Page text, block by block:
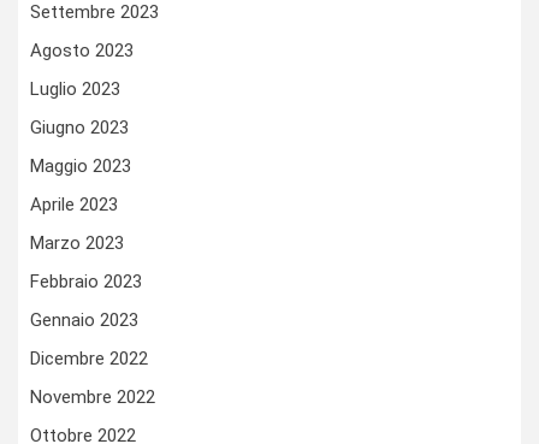
Settembre 2023
Agosto 2023
Luglio 2023
Giugno 2023
Maggio 2023
Aprile 2023
Marzo 2023
Febbraio 2023
Gennaio 2023
Dicembre 2022
Novembre 2022
Ottobre 2022